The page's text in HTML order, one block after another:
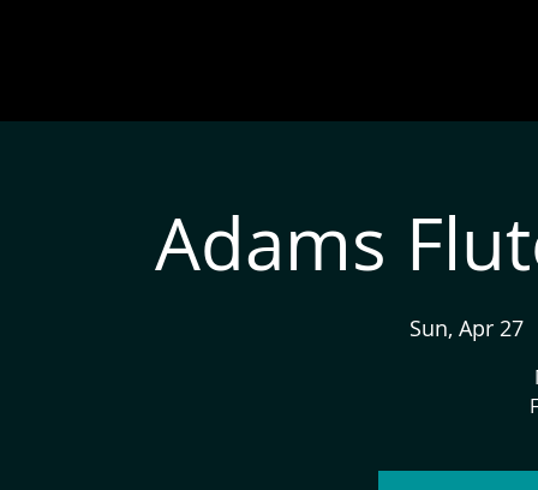
Adams
Sun, Apr 27